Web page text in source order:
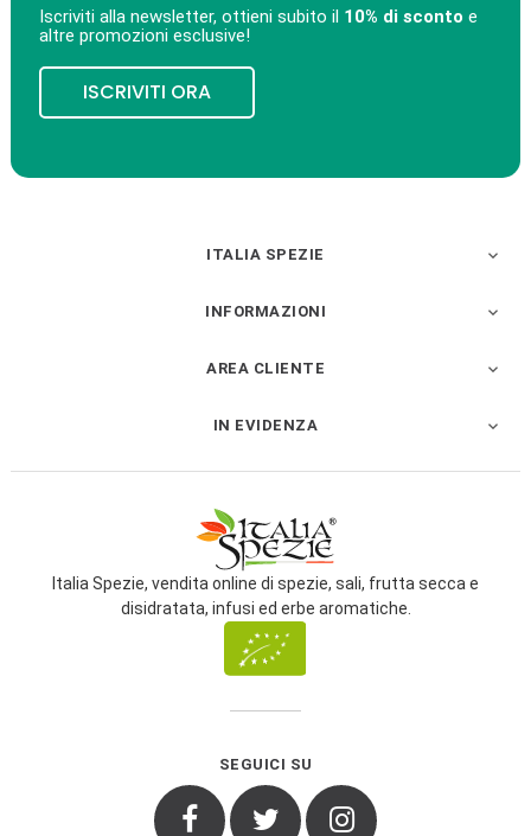
Iscriviti alla newsletter, ottieni subito il 10% di sconto e
altre promozioni esclusive!
ISCRIVITI ORA
ITALIA SPEZIE 
INFORMAZIONI 
AREA CLIENTE 
IN EVIDENZA 
Italia Spezie, vendita online di spezie, sali, frutta secca e
disidratata, infusi ed erbe aromatiche.
SEGUICI SU
Facebook Twitter Instagram